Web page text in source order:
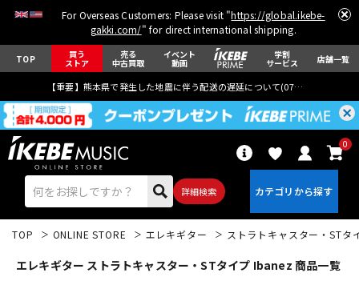
For Overseas Customers: Please visit "https://global.ikebe-
gakki.com/" for direct international shipping.
TOP 買う
ストア
売る
中古買取
イベント
動画
学割
サービス 店舗一覧
【重要】熊本県で発生した地震に伴う配送の遅延について(07月29日
詳細検索
0
TOP ONLINE STORE エレキギター ストラトキャスター・STタ
エレキギター ストラトキャスター・STタイプ Ibanez 商品一覧